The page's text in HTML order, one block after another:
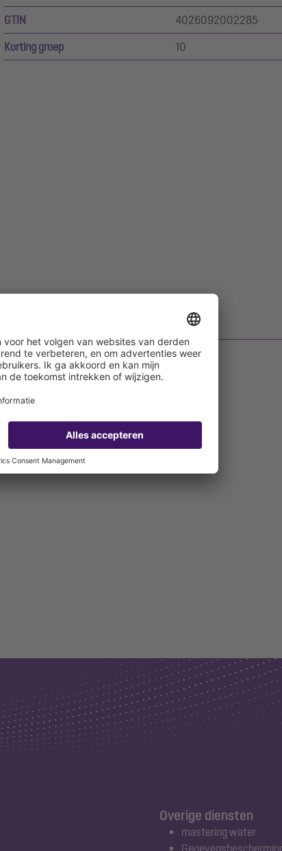
GTIN 4026092002285
Korting groep 10
Overige diensten
mastering water